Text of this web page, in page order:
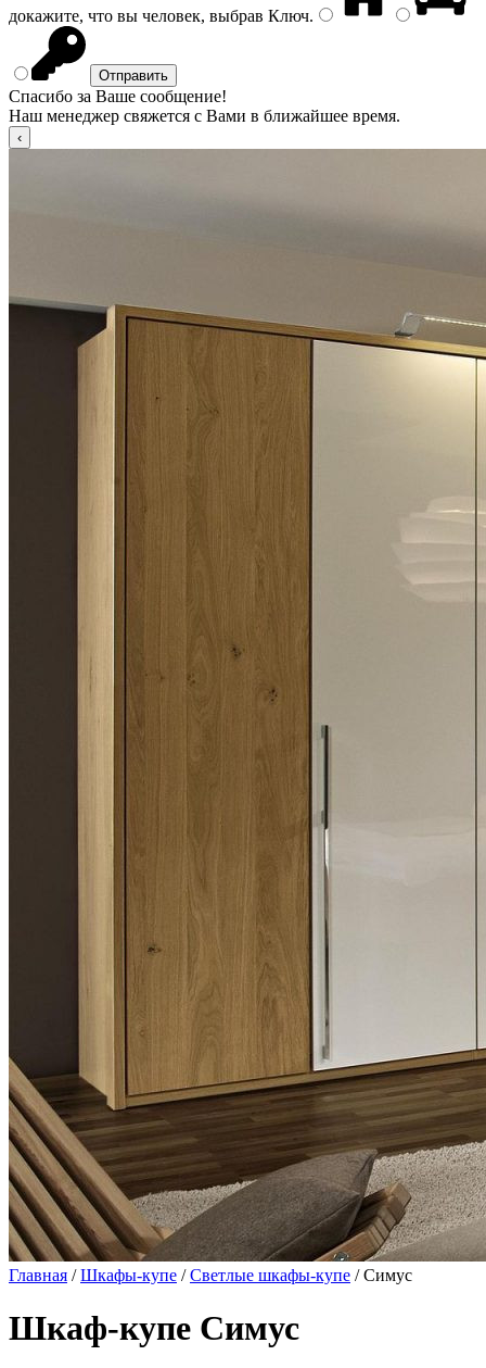
докажите, что вы человек, выбрав Ключ.
Спасибо за Ваше сообщение!
Наш менеджер свяжется с Вами в ближайшее время.
Главная /Шкафы-купе /Светлые шкафы-купе / Симус
Шкаф-купе Симус